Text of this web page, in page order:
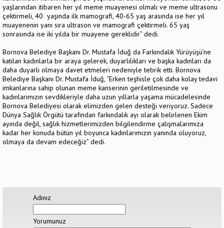
yaşlarından itibaren her yıl meme muayenesi olmalı ve meme ultrasonu
çektirmeli, 40 yaşında ilk mamografi, 40-65 yaş arasında ise her yıl
muayenenin yanı sıra ultrason ve mamografi çektirmeli. 65 yaş
sonrasında ise iki yılda bir muayene gereklidir” dedi.
Bornova Belediye Başkanı Dr. Mustafa İduğ da Farkındalık Yürüyüşü’ne
katılan kadınlarla bir araya gelerek, duyarlılıkları ve başka kadınları da
daha duyarlı olmaya davet etmeleri nedeniyle tebrik etti. Bornova
Belediye Başkanı Dr. Mustafa İduğ, “Erken teşhisle çok daha kolay tedavi
imkanlarına sahip olunan meme kanserinin geriletilmesinde ve
kadınlarımızın sevdikleriyle daha uzun yıllarla yaşama mücadelesinde
Bornova Belediyesi olarak elimizden gelen desteği veriyoruz. Sadece
Dünya Sağlık Örgütü tarafından farkındalık ayı olarak belirlenen Ekim
ayında değil, sağlık hizmetlerimizden bilgilendirme çalışmalarımıza
kadar her konuda bütün yıl boyunca kadınlarımızın yanında oluyoruz,
olmaya da devam edeceğiz” dedi.
Adınız
Yorumunuz